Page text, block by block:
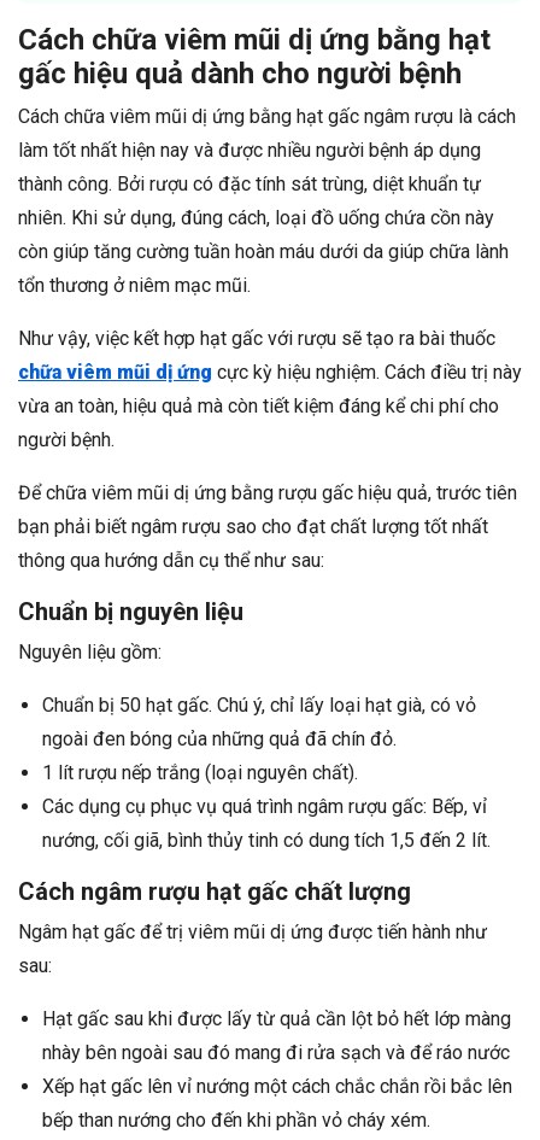
Cách chữa viêm mũi dị ứng bằng hạt
gấc hiệu quả dành cho người bệnh
Cách chữa viêm mũi dị ứng bằng hạt gấc ngâm rượu là cách
làm tốt nhất hiện nay và được nhiều người bệnh áp dụng
thành công. Bởi rượu có đặc tính sát trùng, diệt khuẩn tự
nhiên. Khi sử dụng, đúng cách, loại đồ uống chứa cồn này
còn giúp tăng cường tuần hoàn máu dưới da giúp chữa lành
tổn thương ở niêm mạc mũi.
Như vậy, việc kết hợp hạt gấc với rượu sẽ tạo ra bài thuốc
chữa viêm mũi dị ứng cực kỳ hiệu nghiệm. Cách điều trị này
vừa an toàn, hiệu quả mà còn tiết kiệm đáng kể chi phí cho
người bệnh.
Để chữa viêm mũi dị ứng bằng rượu gấc hiệu quả, trước tiên
bạn phải biết ngâm rượu sao cho đạt chất lượng tốt nhất
thông qua hướng dẫn cụ thể như sau:
Chuẩn bị nguyên liệu
Nguyên liệu gồm:
Chuẩn bị 50 hạt gấc. Chú ý, chỉ lấy loại hạt già, có vỏ
ngoài đen bóng của những quả đã chín đỏ.
1 lít rượu nếp trắng (loại nguyên chất).
Các dụng cụ phục vụ quá trình ngâm rượu gấc: Bếp, vỉ
nướng, cối giã, bình thủy tinh có dung tích 1,5 đến 2 lít.
Cách ngâm rượu hạt gấc chất lượng
Ngâm hạt gấc để trị viêm mũi dị ứng được tiến hành như
sau:
Hạt gấc sau khi được lấy từ quả cần lột bỏ hết lớp màng
nhày bên ngoài sau đó mang đi rửa sạch và để ráo nước
Xếp hạt gấc lên vỉ nướng một cách chắc chắn rồi bắc lên
bếp than nướng cho đến khi phần vỏ cháy xém.